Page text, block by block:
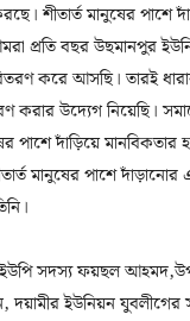
শীতার্ত মানুষের পাশে
প্রতি বছর উছমানপুর
করে আসছি। তারই
করার উদ্যেগ নিয়েছি।
পাশে দাঁড়িয়ে মানবিকতার
মানুষের পাশে দাঁড়ানোর
সদস্য ফয়ছল
দয়ামীর ইউনিয়ন